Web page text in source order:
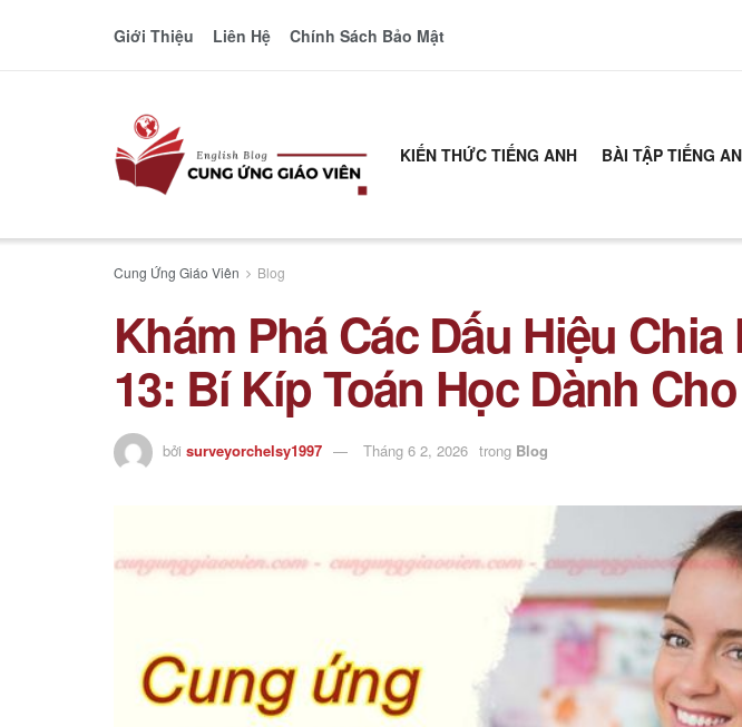
Giới Thiệu Liên Hệ Chính Sách Bảo Mật
KIẾN THỨC TIẾNG ANH BÀI TẬP TIẾNG
Cung Ứng Giáo Viên Blog
Khám Phá Các Dấu Hiệu Chia
13: Bí Kíp Toán Học Dành
bởi surveyorchelsy1997 Tháng 6 2, 2026 trong Blog